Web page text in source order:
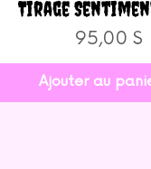
Aperçu
Tirage
Prix
95,00 $
Ajouter au